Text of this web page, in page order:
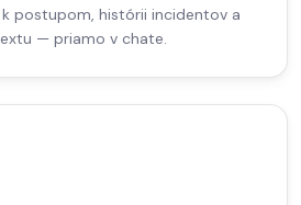
postupom, histórii incidentov a
— priamo v chate.